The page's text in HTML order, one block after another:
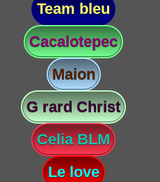
Team bleu
Cacalotepec
Maion
G rard Christ
Celia BLM
Le love